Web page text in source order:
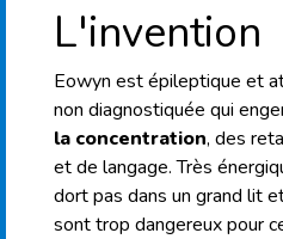
L'invention
Eowyn est épileptique et
non diagnostiquée qui
la concentration, des
et de langage. Très
dort pas dans un grand lit
sont trop dangereux pour